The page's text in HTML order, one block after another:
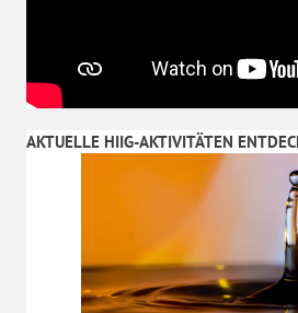
AKTUELLE HIIG-AKTIVITÄTEN